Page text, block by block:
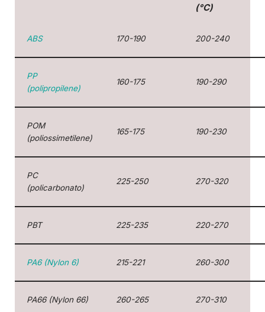
(°C)
ABS 170-190 200-240
PP
(polipropilene)
160-175 190-290
POM
(poliossimetilene)
165-175 190-230
PC
(policarbonato)
225-250 270-320
PBT 225-235 220-270
PA6 (Nylon 6) 215-221 260-300
PA66 (Nylon 66) 260-265 270-310